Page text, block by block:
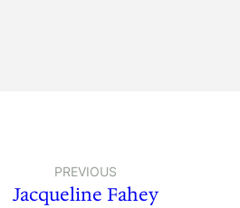
PREVIOUS
Jacqueline Fahey